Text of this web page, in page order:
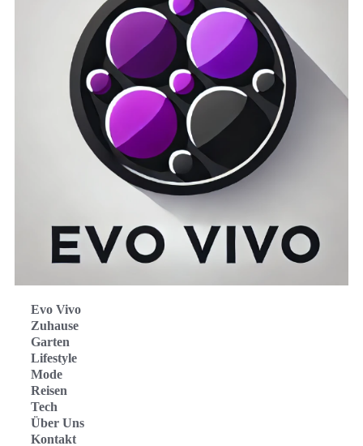
Evo Vivo
Zuhause
Garten
Lifestyle
Mode
Reisen
Tech
Über Uns
Kontakt